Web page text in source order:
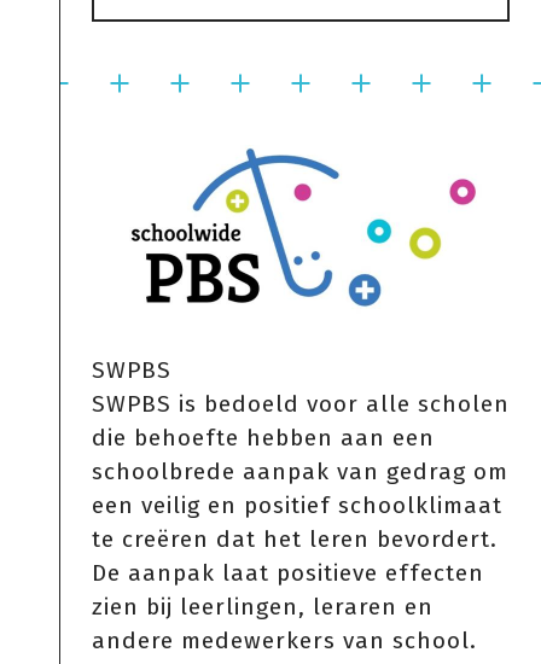
SWPBS
SWPBS is bedoeld voor alle scholen
die behoefte hebben aan een
schoolbrede aanpak van gedrag om
een veilig en positief schoolklimaat
te creëren dat het leren bevordert.
De aanpak laat positieve effecten
zien bij leerlingen, leraren en
andere medewerkers van school.